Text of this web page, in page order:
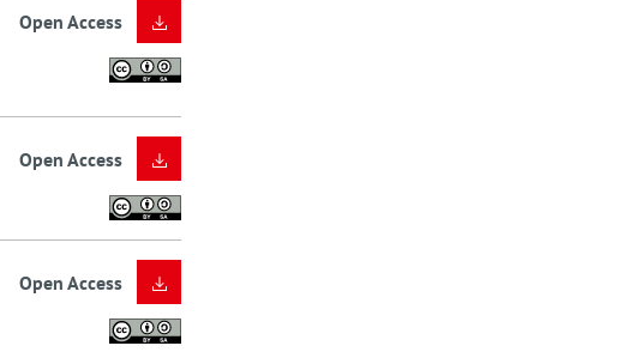
Open Access
Open Access
Open Access